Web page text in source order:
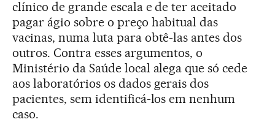
clínico de grande escala e de ter aceitado
pagar ágio sobre o preço habitual das
vacinas, numa luta para obtê-las antes dos
outros. Contra esses argumentos, o
Ministério da Saúde local alega que só cede
aos laboratórios os dados gerais dos
pacientes, sem identificá-los em nenhum
caso.